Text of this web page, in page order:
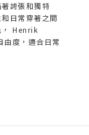
誇張和獨特
日常穿著之間
， Henrik
度，適合日常